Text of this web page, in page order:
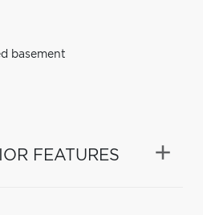
basement
FEATURES